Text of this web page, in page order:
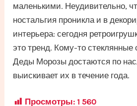
маленькими. Неудивительно,
ностальгия проникла и в
интерьера: сегодня
это тренд. Кому-то стеклянные
Деды Морозы достаются по
выискивает их в течение года.
Просмотры: 1 560